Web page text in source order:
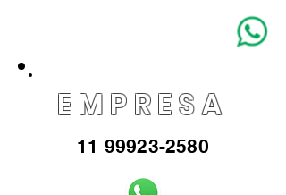
EMPRESA
11 99923-2580